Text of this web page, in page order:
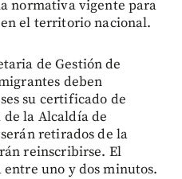
normativa vigente para
el territorio nacional.
de Gestión de
deben
su certificado de
la Alcaldía de
retirados de la
reinscribirse. El
uno y dos minutos.